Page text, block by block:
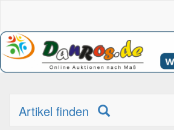
Artikel finden